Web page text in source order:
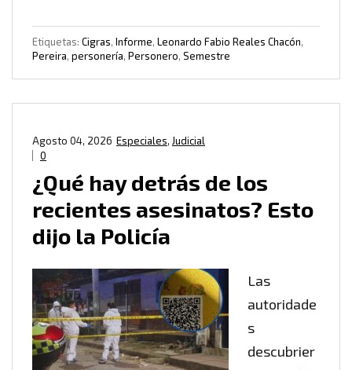
Etiquetas: Cigras, Informe, Leonardo Fabio Reales Chacón,
Pereira, personería, Personero, Semestre
Especiales, Judicial
Agosto 04, 2026
0
¿Qué hay detrás de los
recientes asesinatos? Esto
dijo la Policía
Las
autoridade
s
descubrier